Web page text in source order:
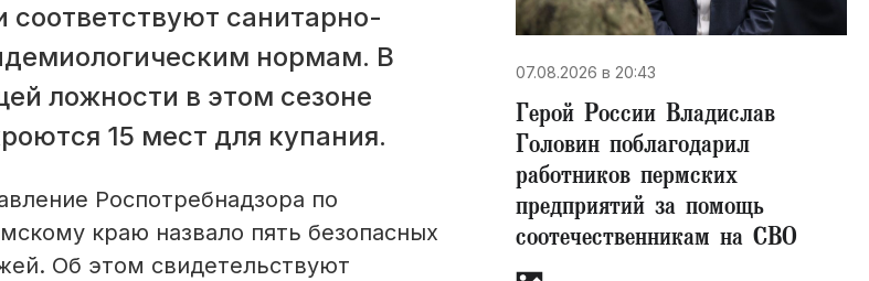
соответствуют санитарно-
нормам. В
ложности в этом сезоне
15 мест для купания.
Роспотребнадзора по
краю назвало пять безопасных
Об этом свидетельствуют
07.08.2026 в 20:43
Герой России Владислав
Головин поблагодарил
работников пермских
предприятий за помощь
соотечественникам на СВО